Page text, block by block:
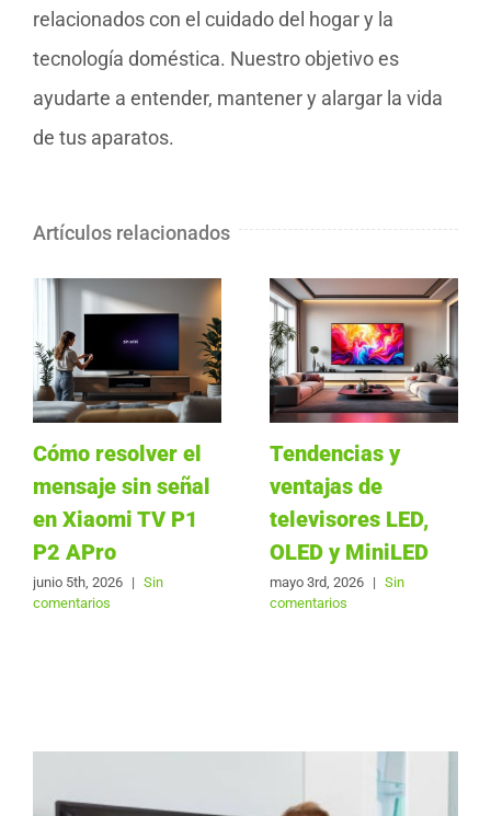
relacionados con el cuidado del hogar y la
tecnología doméstica. Nuestro objetivo es
ayudarte a entender, mantener y alargar la vida
de tus aparatos.
Artículos relacionados
Cómo resolver el
mensaje sin señal
en Xiaomi TV P1
P2 APro
junio 5th, 2026 | Sin
comentarios
Tendencias y
ventajas de
televisores LED,
OLED y MiniLED
mayo 3rd, 2026 | Sin
comentarios